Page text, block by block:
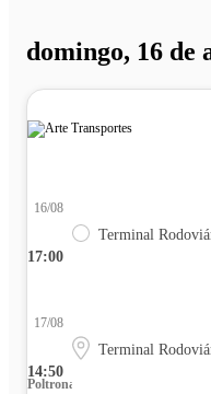
domingo, 16 de
17:00
16/08
Terminal
14:50
17/08
Terminal
Poltrona